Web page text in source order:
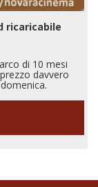
ricaricabile
di 10 mesi
davvero